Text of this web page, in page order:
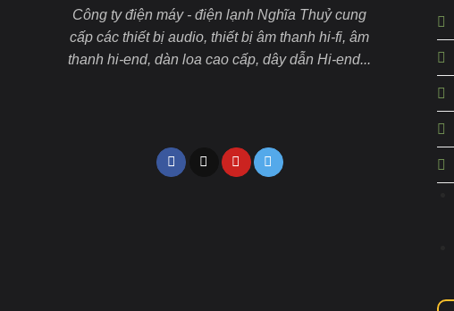
Công ty điện máy - điện lạnh Nghĩa Thuỷ cung
cấp các thiết bị audio, thiết bị âm thanh hi-fi, âm
thanh hi-end, dàn loa cao cấp, dây dẫn Hi-end...